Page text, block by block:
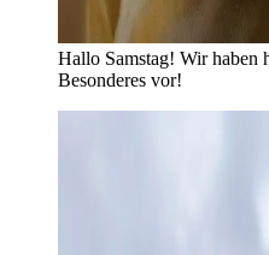
Hallo Samstag! Wir haben
Besonderes vor!